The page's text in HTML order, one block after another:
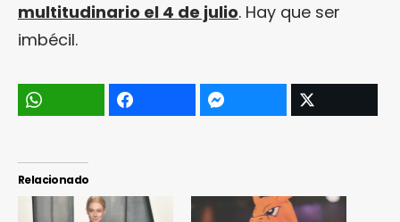
multitudinario el 4 de julio. Hay que ser
imbécil.
Relacionado